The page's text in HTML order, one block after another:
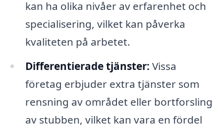
kan ha olika nivåer av erfarenhet och
specialisering, vilket kan påverka
kvaliteten på arbetet.
Differentierade tjänster: Vissa
företag erbjuder extra tjänster som
rensning av området eller bortforsling
av stubben, vilket kan vara en fördel